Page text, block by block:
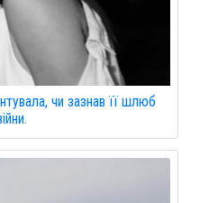
чи зазнав її шлюб